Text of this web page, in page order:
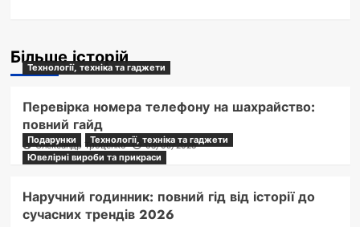
Більше історій
Технології, техніка та гаджети
Перевірка номера телефону на шахрайство:
повний гайд
Олександр Троценко 05/08/2026
Подарунки
Технології, техніка та гаджети
Ювелірні вироби та прикраси
Наручний годинник: повний гід від історії до
сучасних трендів 2026